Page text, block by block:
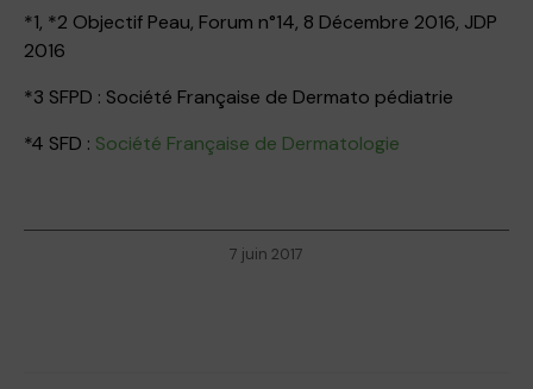
*1, *2 Objectif Peau, Forum n°14, 8 Décembre 2016, JDP
2016
*3 SFPD : Société Française de Dermato pédiatrie
*4 SFD : Société Française de Dermatologie
7 juin 2017